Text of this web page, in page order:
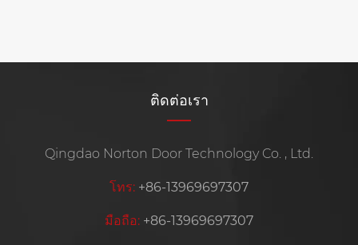
ติดต่อเรา
Qingdao Norton Door Technology Co. , Ltd.
โทร: +86-13969697307
มือถือ: +86-13969697307